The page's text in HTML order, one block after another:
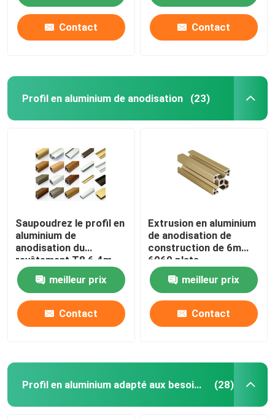
Contact Contact
Profil en aluminium de anodisation (23)
Saupoudrez le profil en
aluminium de
anodisation du
revêtement T8 6.4m
meilleur prix
Contact
Extrusion en aluminium
de anodisation de
construction de 6m
6060 plats
meilleur prix
Contact
Profil en aluminium adapté aux besoins du client (28)